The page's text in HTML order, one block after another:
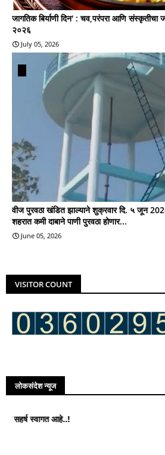
जागतिक बिर्याणी दिन' : चव,परंपरा आणि
२०२६
July 05, 2026
वीज पुरवठा खंडित झाल्याने शुक्रवार दि. ५ जून
शहरात कमी दाबाने पाणी पुरवठा होणार...
June 05, 2026
VISITOR COUNT
लोकसंदेश न्यूज
आहे..!